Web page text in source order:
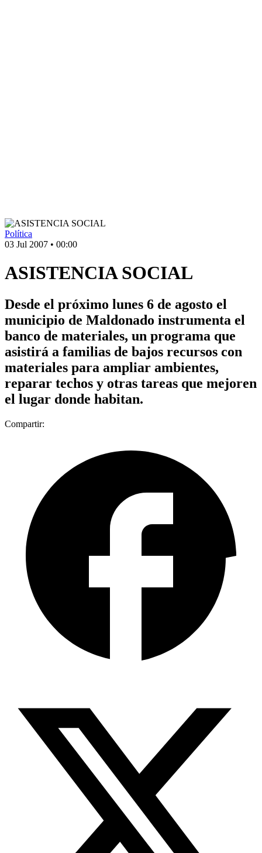
Política
03 Jul 2007 • 00:00
ASISTENCIA SOCIAL
Desde el próximo lunes 6 de agosto el
municipio de Maldonado instrumenta el
banco de materiales, un programa que
asistirá a familias de bajos recursos con
materiales para ampliar ambientes,
reparar techos y otras tareas que mejoren
el lugar donde habitan.
Compartir: